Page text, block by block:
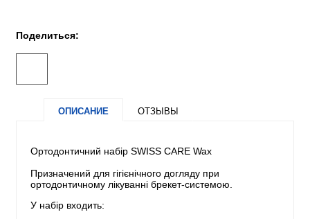
Поделиться:
ОПИСАНИЕ ОТЗЫВЫ
Ортодонтичний набір SWISS CARE Wax
Призначений для гігієнічного догляду при
ортодонтичному лікуванні брекет-системою.
У набір входить: